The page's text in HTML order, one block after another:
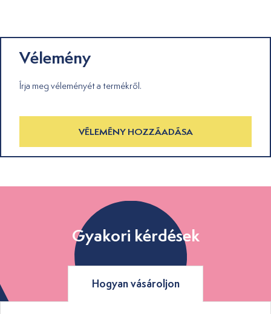
Vélemény
Írja meg véleményét a termékről.
VÉLEMÉNY HOZZÁADÁSA
Gyakori kérdések
Hogyan vásároljon